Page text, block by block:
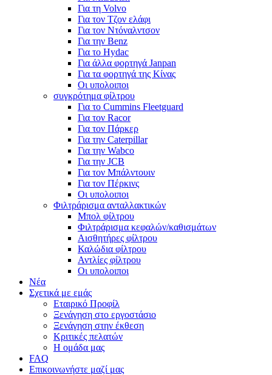
Για τη Volvo
Για τον Τζον ελάφι
Για τον Ντόναλντσον
Για την Benz
Για το Hydac
Για άλλα φορτηγά Janpan
Για τα φορτηγά της Κίνας
Οι υπολοιποι
συγκρότημα φίλτρου
Για το Cummins Fleetguard
Για τον Racor
Για τον Πάρκερ
Για την Caterpillar
Για την Wabco
Για την JCB
Για τον Μπάλντουιν
Για τον Πέρκινς
Οι υπολοιποι
Φιλτράρισμα ανταλλακτικών
Μπολ φίλτρου
Φιλτράρισμα κεφαλών/καθισμάτων
Αισθητήρες φίλτρου
Καλώδια φίλτρου
Αντλίες φίλτρου
Οι υπολοιποι
Νέα
Σχετικά με εμάς
Εταιρικό Προφίλ
Ξενάγηση στο εργοστάσιο
Ξενάγηση στην έκθεση
Κριτικές πελατών
Η ομάδα μας
FAQ
Επικοινωνήστε μαζί μας